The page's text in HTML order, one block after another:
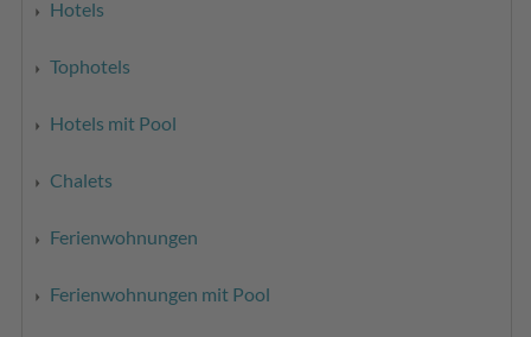
Hotels
Tophotels
Hotels mit Pool
Chalets
Ferienwohnungen
Ferienwohnungen mit Pool